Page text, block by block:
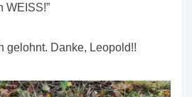
WEISS!”
gelohnt. Danke, Leopold!!